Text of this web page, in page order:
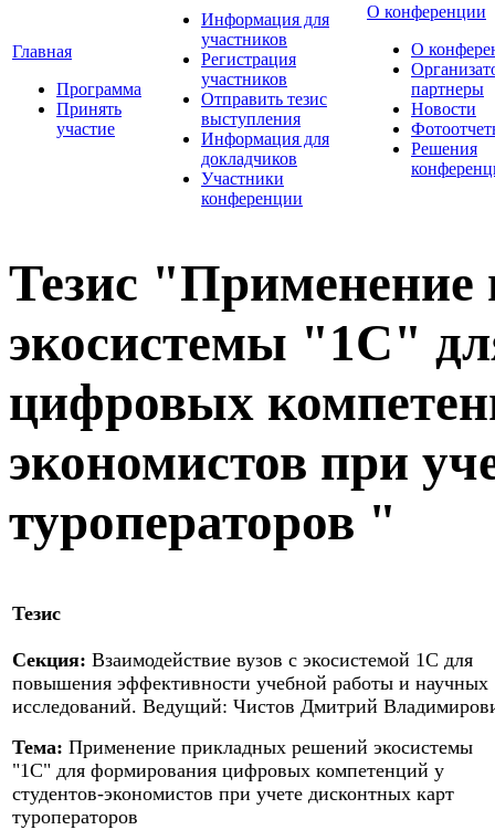
Главная
Программа
Принять
участие
Информация для
участников
Регистрация
участников
Отправить тезис
выступления
Информация для
докладчиков
Участники
конференции
О конференции
О
партнеры
Новости
Решения
Тезис
экосистемы "1С"
цифровых
экономистов при
туроператоров "
Тезис
Секция: Взаимодействие вузов с экосистемой 1С для
повышения эффективности учебной работы и научных
исследований. Ведущий: Чистов Дмитрий
Тема: Применение прикладных решений экосистемы
"1С" для формирования цифровых компетенций у
студентов-экономистов при учете дисконтных карт
туроператоров